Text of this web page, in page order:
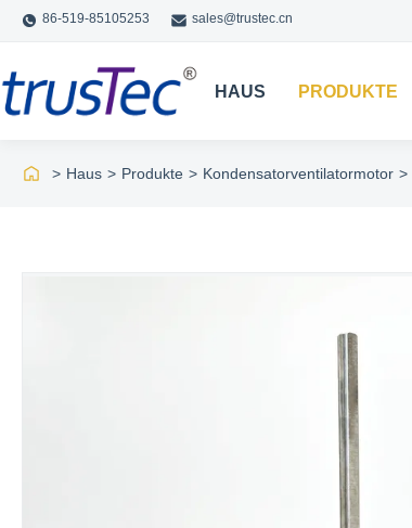
86-519-85105253 sales@trustec.cn
HAUS PRODUKTE
> Haus > Produkte > Kondensatorventilatormotor >